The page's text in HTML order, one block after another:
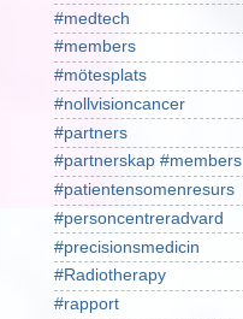
#medtech
#members
#mötesplats
#nollvisioncancer
#partners
#partnerskap #members
#patientensomenresurs
#personcentreradvard
#precisionsmedicin
#Radiotherapy
#rapport